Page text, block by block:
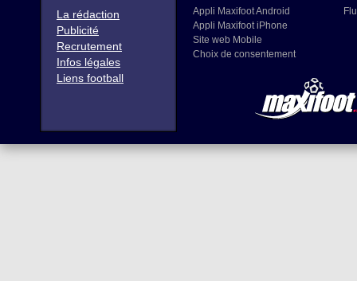
La rédaction
Publicité
Recrutement
Infos légales
Liens football
Appli Maxifoot Android
Appli Maxifoot iPhone
Site web Mobile
Choix de consentement